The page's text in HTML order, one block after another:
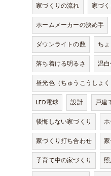
家づくりの流れ
家づ
ホームメーカーの決め手
ダウンライトの数
ち
落ち着ける明るさ
温
昼光色（ちゅうこうしょく
LED電球
設計 戸建
後悔しない家づくり
家づくり打ち合わせ
子育て中の家づくり